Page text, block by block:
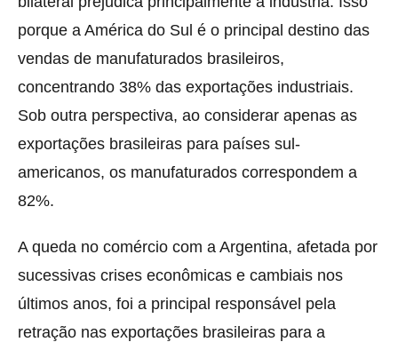
porque a América do Sul é o principal destino das
vendas de manufaturados brasileiros,
concentrando 38% das exportações industriais.
Sob outra perspectiva, ao considerar apenas as
exportações brasileiras para países sul-
americanos, os manufaturados correspondem a
82%.
A queda no comércio com a Argentina, afetada por
sucessivas crises econômicas e cambiais nos
últimos anos, foi a principal responsável pela
retração nas exportações brasileiras para a